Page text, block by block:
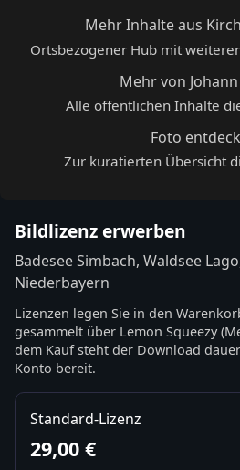
Mehr Inhalte aus
Ortsbezogener Hub mit
Mehr von
Alle öffentlichen Inhalte
Foto
Zur kuratierten Übersicht
Bildlizenz erwerben
Badesee Simbach, Waldsee
Niederbayern
Lizenzen legen Sie in den
gesammelt über Lemon Squeezy
dem Kauf steht der Download
Konto bereit.
Standard-Lizenz
29,00 €